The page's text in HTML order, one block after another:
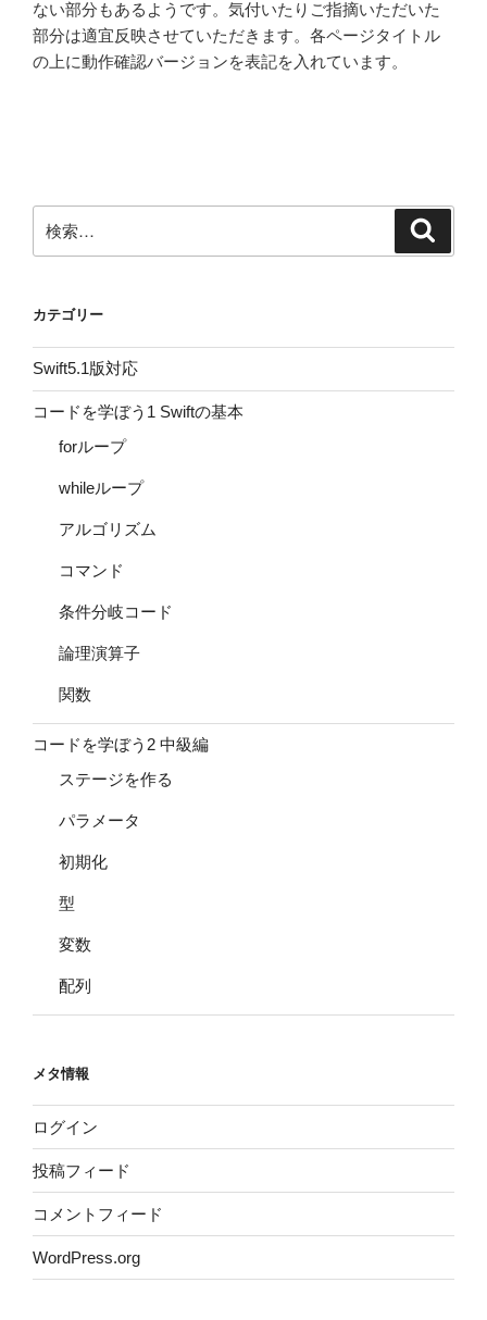
ない部分もあるようです。気付いたりご指摘いただいた
部分は適宜反映させていただきます。各ページタイトル
の上に動作確認バージョンを表記を入れています。
索:
カテゴリー
Swift5.1版対応
コードを学ぼう1 Swiftの基本
forループ
whileループ
アルゴリズム
コマンド
条件分岐コード
論理演算子
関数
コードを学ぼう2 中級編
ステージを作る
パラメータ
初期化
型
変数
配列
メタ情報
ログイン
投稿フィード
コメントフィード
WordPress.org